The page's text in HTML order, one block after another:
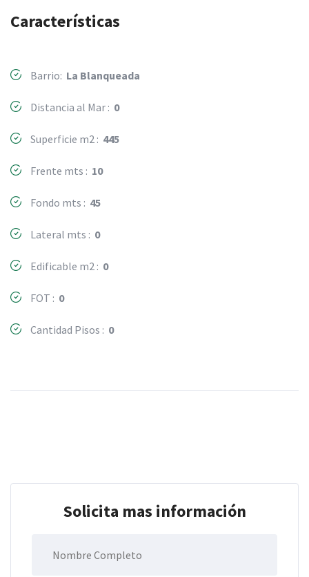
Características
Barrio: La Blanqueada
Distancia al Mar : 0
Superficie m2 : 445
Frente mts : 10
Fondo mts : 45
Lateral mts : 0
Edificable m2 : 0
FOT : 0
Cantidad Pisos : 0
Solicita mas información